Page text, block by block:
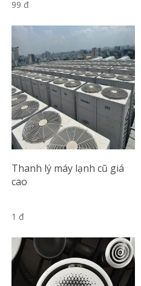
99 đ
Thanh lý máy lạnh cũ giá
cao
1 đ